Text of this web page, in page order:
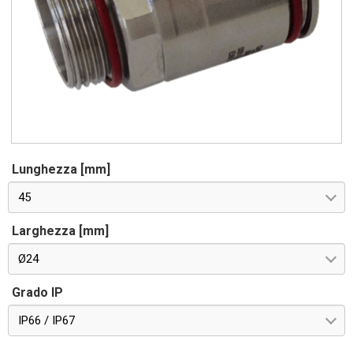
Lunghezza [mm]
45
Larghezza [mm]
Ø24
Grado IP
IP66 / IP67